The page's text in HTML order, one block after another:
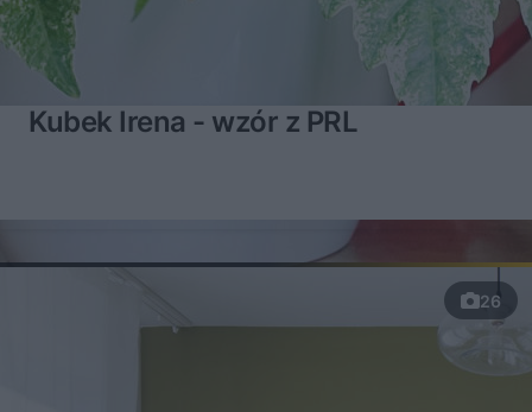
Kubek Irena - wzór z PRL
26